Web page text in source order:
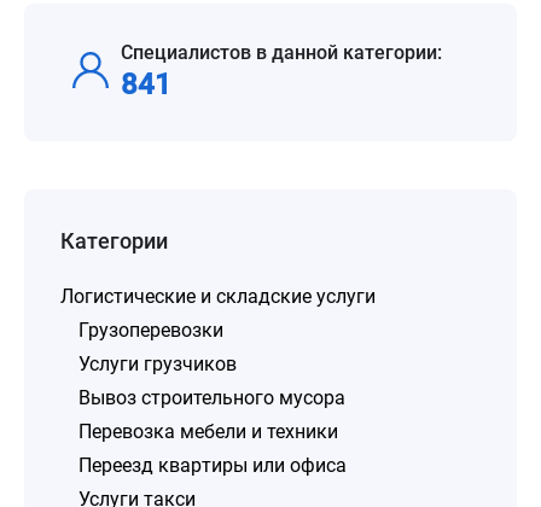
Специалистов в данной категории:
841
Категории
Логистические и складские услуги
Грузоперевозки
Услуги грузчиков
Вывоз строительного мусора
Перевозка мебели и техники
Переезд квартиры или офиса
Услуги такси